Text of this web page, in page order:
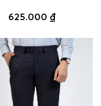
625.000 ₫